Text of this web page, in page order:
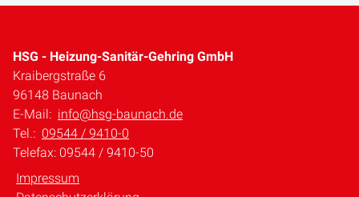
HSG - Heizung-Sanitär-Gehring GmbH
Kraibergstraße 6
96148 Baunach
E-Mail: info@hsg-baunach.de
Tel.: 09544 / 9410-0
Telefax: 09544 / 9410-50
Impressum